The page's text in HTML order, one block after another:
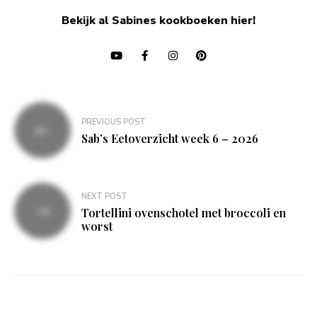
Bekijk al Sabines kookboeken hier!
Bericht
navigatie
PREVIOUS POST
Sab’s Eetoverzicht week 6 – 2026
NEXT POST
Tortellini ovenschotel met broccoli en
worst